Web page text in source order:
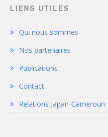
LIENS UTILES
Qui nous sommes
Nos partenaires
Publications
Contact
Relations Japan-Cameroun